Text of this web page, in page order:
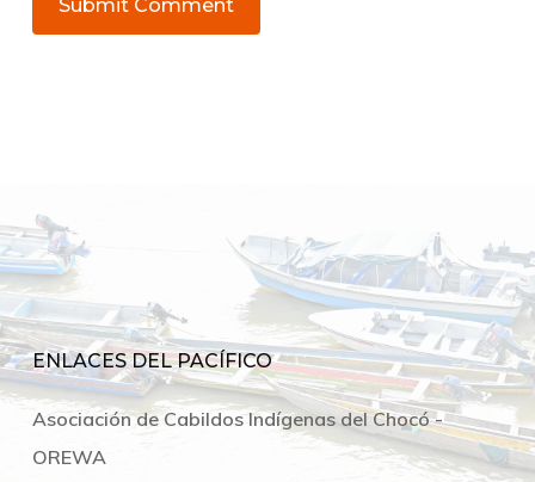
ENLACES DEL PACÍFICO
Asociación de Cabildos Indígenas del Chocó -
OREWA